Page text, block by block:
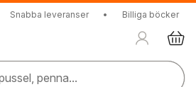
Snabba leveranser • Billiga böcker
penna...